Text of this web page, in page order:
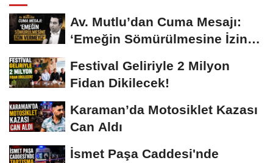
Av. Mutlu’dan Cuma Mesajı:
‘Emeğin Sömürülmesine İzin
Festival Geliriyle 2 Milyon
Fidan Dikilecek!
Karaman’da Motosiklet Kazası
Can Aldı
İsmet Paşa Caddesi'nde